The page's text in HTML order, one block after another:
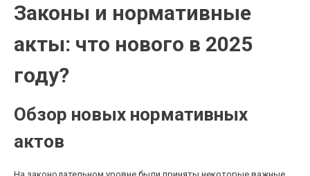
Законы и нормативные
акты: что нового в 2025
году?
Обзор новых нормативных
актов